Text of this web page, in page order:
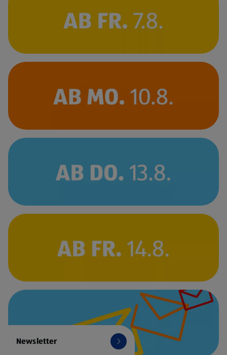
Newsletter